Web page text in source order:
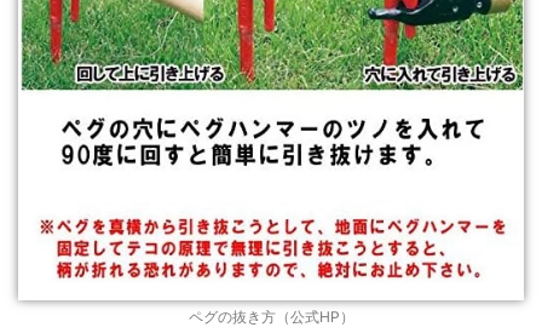
ペグの抜き方（公式HP）